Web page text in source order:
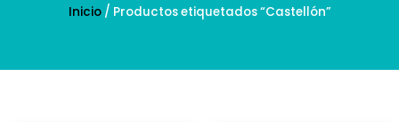
Inicio/ Productos etiquetados “Castellón”